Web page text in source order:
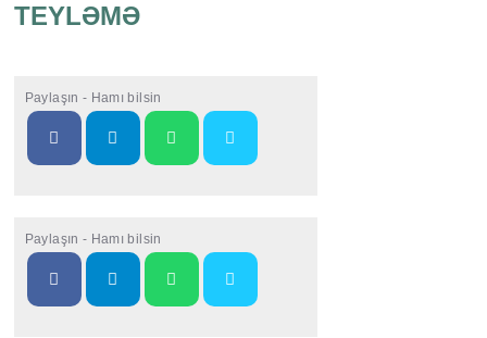
TEYLƏMƏ
Paylaşın - Hamı bilsin
Paylaşın - Hamı bilsin